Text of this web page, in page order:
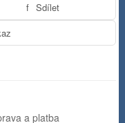
f Sdílet
a platba